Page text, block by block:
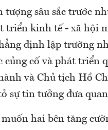
tượng sâu sắc trước
triển kinh tế - xã hội
định lập trường
cố và phát triển
và Chủ tịch Hồ
sự tin tưởng đưa
hai bên tăng